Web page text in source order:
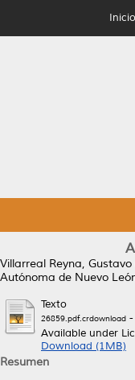
Inicio
Villarreal Reyna, Gustavo
Autónoma de Nuevo
Texto
26859.pdf.crdownload -
Available under
Download (1MB)
Resumen